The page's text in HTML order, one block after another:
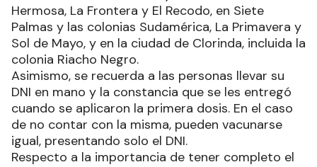
Hermosa, La Frontera y El Recodo, en Siete
Palmas y las colonias Sudamérica, La Primavera y
Sol de Mayo, y en la ciudad de Clorinda, incluida la
colonia Riacho Negro.
Asimismo, se recuerda a las personas llevar su
DNI en mano y la constancia que se les entregó
cuando se aplicaron la primera dosis. En el caso
de no contar con la misma, pueden vacunarse
igual, presentando solo el DNI.
Respecto a la importancia de tener completo el